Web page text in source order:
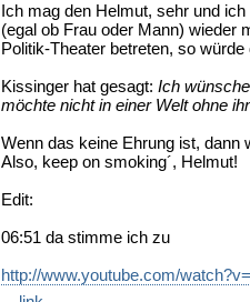
Ich mag den Helmut, sehr und
(egal ob Frau oder Mann) wieder
Politik-Theater betreten, so
Kissinger hat gesagt: Ich
möchte nicht in einer Welt ohne
Wenn das keine Ehrung ist, dann
Also, keep on smoking´, Helmut!
Edit:
06:51 da stimme ich zu
http://www.youtube.com/